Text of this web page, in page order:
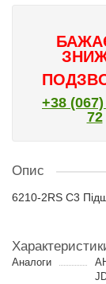
+38
72
Опис
6210-2RS C3
Аналоги